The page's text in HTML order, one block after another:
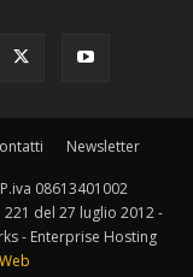
Newsletter
08613401002
del 27 luglio 2012 -
- Enterprise Hosting